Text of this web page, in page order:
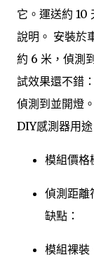
它。運送約 10
說明。 安裝於
約 6 米，偵測
試效果還不錯
偵測到並開燈
DIY感測器用
模組價格
偵測距離
缺點：
模組裸裝